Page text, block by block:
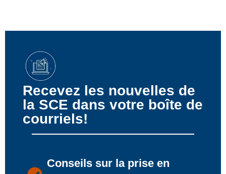
Recevez les nouvelles de
la SCE dans votre boîte de
courriels!
Conseils sur la prise en